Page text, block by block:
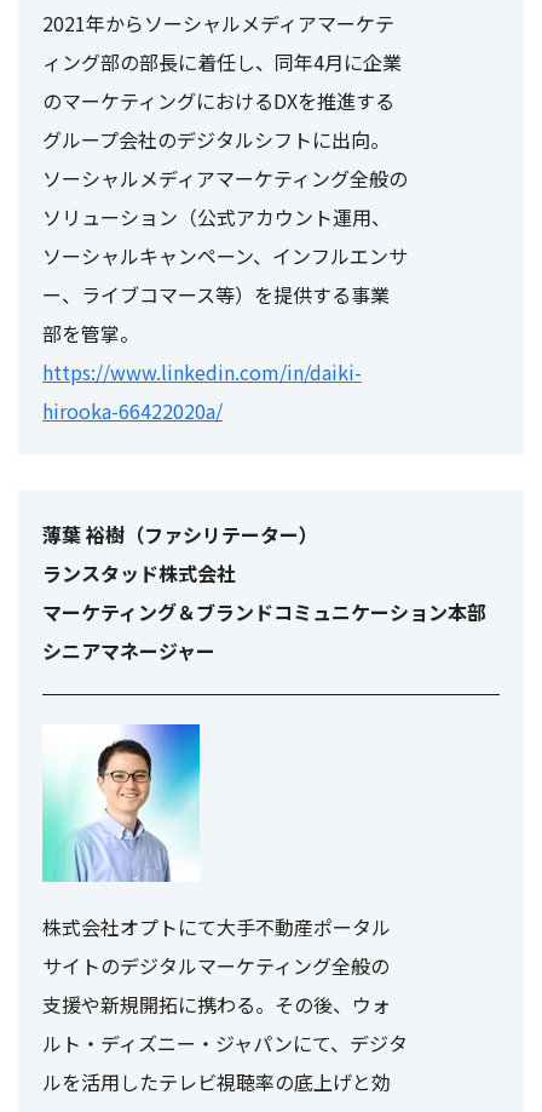
2021年からソーシャルメディアマーケテ
ィング部の部長に着任し、同年4月に企業
のマーケティングにおけるDXを推進する
グループ会社のデジタルシフトに出向。
ソーシャルメディアマーケティング全般の
ソリューション（公式アカウント運用、
ソーシャルキャンペーン、インフルエンサ
ー、ライブコマース等）を提供する事業
部を管掌。
https://www.linkedin.com/in/daiki-
hirooka-66422020a/
薄葉 裕樹（ファシリテーター）
ランスタッド株式会社
マーケティング＆ブランドコミュニケーション本部
シニアマネージャー
株式会社オプトにて大手不動産ポータル
サイトのデジタルマーケティング全般の
支援や新規開拓に携わる。その後、ウォ
ルト・ディズニー・ジャパンにて、デジタ
ルを活用したテレビ視聴率の底上げと効